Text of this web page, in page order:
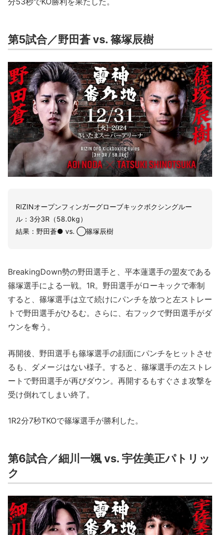
第5試合／野田蒼 vs. 篠塚辰樹
RIZINオープンフィンガーグローブキックボクシングルー
ル：3分3R（58.0kg）
結果：野田蒼● vs. ◯篠塚辰樹
BreakingDown勢の野田選手と、平本蓮選手の盟友である
篠塚選手による一戦。1R。野田選手がローキックで牽制
すると、篠塚選手は立て続けにパンチを放つと左ストレー
トで野田選手がひるむ。さらに、右フックで野田選手がダ
ウンを奪う。
再開後、野田選手も篠塚選手の顔面にパンチをヒットさせ
るも、ダメージはない様子。すると、篠塚選手の左ストレ
ートで野田選手が再びダウン。再開するもすぐさま攻撃を
受け倒れてしまい終了。
1R2分7秒TKOで篠塚選手が勝利した。
第6試合／細川一颯 vs. 宇佐美正パトリッ
ク